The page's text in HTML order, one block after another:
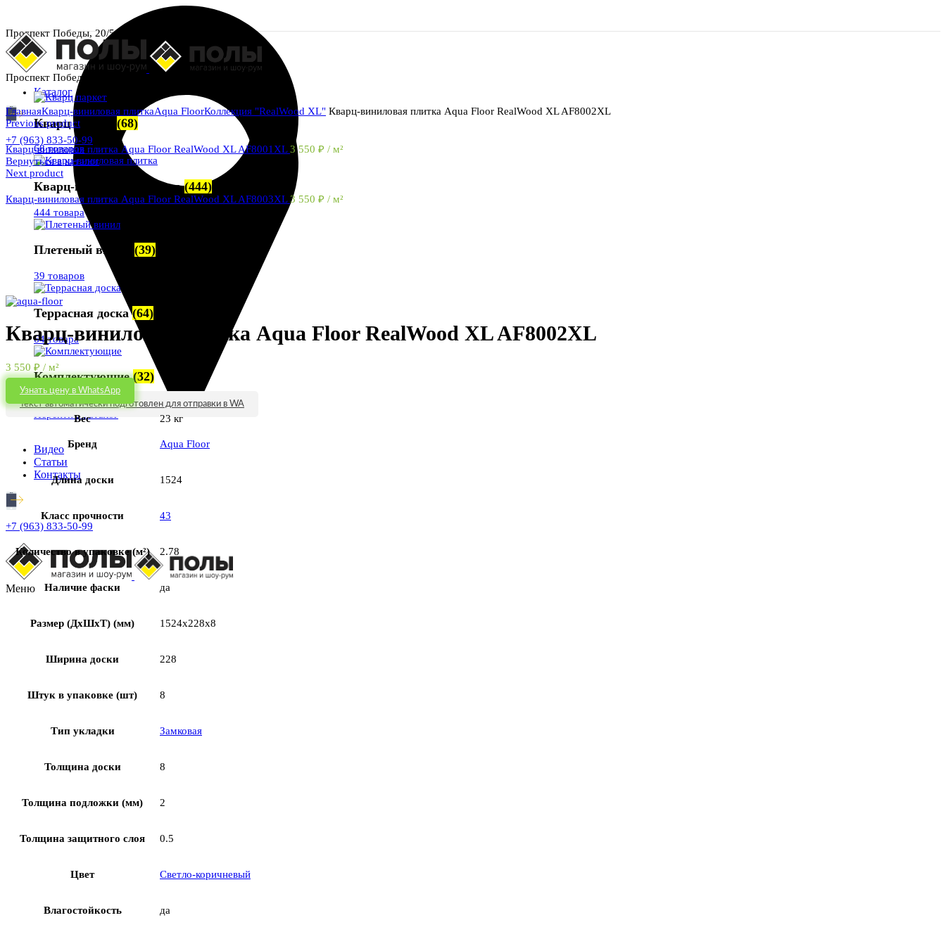
Проспект Победы, 20/5
Проспект Победы, 20/5
Каталог
Кварц паркет (68)
68 товаров
Кварц-виниловая плитка(444)
444 товара
Плетеный винил (39)
39 товаров
Террасная доска(64)
64 товара
Комплектующие(32)
32 товара
Перейти в каталог
Видео
Статьи
Контакты
+7 (963) 833-50-99
Меню
+7 (963) 833-50-99
ГлавнаяКварц-виниловая плиткаAqua FloorКоллекция "RealWood XL" Кварц-виниловая плитка Aqua Floor RealWood XL AF8002XL
Previous product
Кварц-виниловая плитка Aqua Floor RealWood XL AF8001XL3 550 ₽ / м²
Вернуться в каталог
Next product
Кварц-виниловая плитка Aqua Floor RealWood XL AF8003XL3 550 ₽ / м²
Увеличить
Кварц-виниловая плитка Aqua Floor RealWood XL AF8002XL
3 550 ₽ / м²
Узнать цену в WhatsApp
Текст автоматически подготовлен для отправки в WA
Вес 23 кг
Бренд Aqua Floor
Длина доски 1524
Класс прочности 43
Количество в упаковке (м²) 2.78
Наличие фаски да
Размер (ДхШхТ) (мм) 1524x228x8
Ширина доски 228
Штук в упаковке (шт) 8
Тип укладки Замковая
Толщина доски 8
Толщина подложки (мм) 2
Толщина защитного слоя 0.5
Цвет Светло-коричневый
Влагостойкость да